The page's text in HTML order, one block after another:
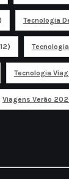
Tecnologia
Tecnologia
Viagens Verão